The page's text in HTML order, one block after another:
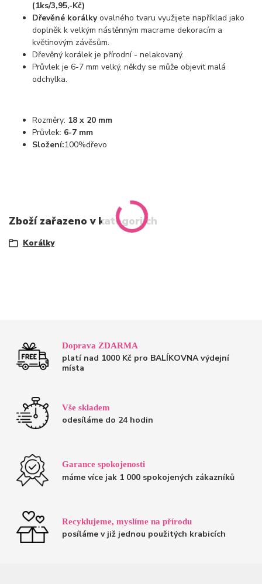
(1ks/3,95,-Kč)
Dřevěné korálkyovalného tvaru využijete například jako
doplněk k velkým nástěnným macrame dekoracím a
květinovým závěsům.
Dřevěný korálek je přírodní - nelakovaný.
Průvlek je 6-7 mm velký, někdy se může objevit malá
odchylka.
Rozměry: 18 x 20 mm
Průvlek: 6-7 mm
Složení:100%dřevo
Zboží zařazeno v kategoriích
Korálky
Doprava ZDARMA
platí nad 1000 Kč pro BALÍKOVNA výdejní
místa
Vše skladem
odesíláme do 24 hodin
Garance spokojenosti
máme více jak 1 000 spokojených zákazníků
Recyklujeme, myslíme na přírodu
posíláme v již jednou použitých krabicích